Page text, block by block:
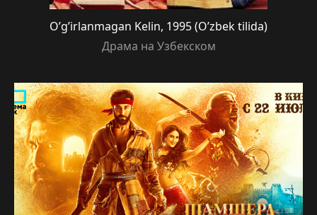
O’g’irlanmagan Kelin, 1995 (O’zbek tilida)
Драма на Узбекском